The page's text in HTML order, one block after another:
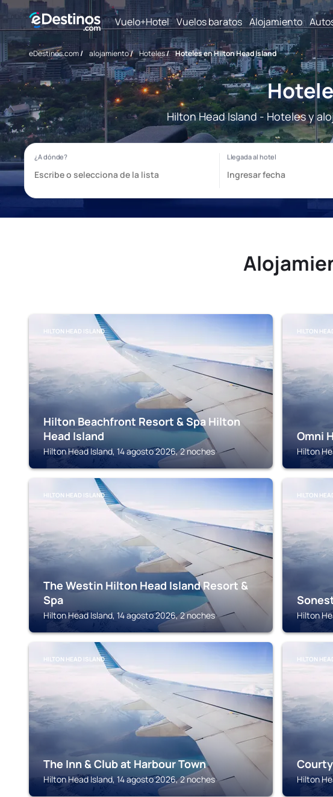
Vuelo+Hotel Vuelos baratos Alojamiento
eDestinos.com/ alojamiento/ Hoteles/ Hoteles en Hilton Head Island
Hilton Head Island - Hoteles y
HILTON HEAD ISLAND
Hilton Beachfront Resort & Spa Hilton
Head Island
Hilton Head Island, 14 agosto 2026, 2 noches
HILTON
Omni
Hilton
HILTON HEAD ISLAND
The Westin Hilton Head Island Resort &
Spa
Hilton Head Island, 14 agosto 2026, 2 noches
HILTON
Hilton
HILTON HEAD ISLAND
The Inn & Club at Harbour Town
Hilton Head Island, 14 agosto 2026, 2 noches
HILTON
Hilton